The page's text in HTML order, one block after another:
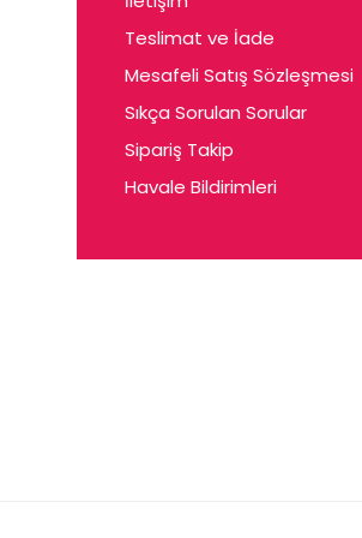
Cerin
Ceta
Ceyda
Chris
Ciey
Cleo
Teslimat ve İade
Mesafeli Satış Sözleşmesi
Sıkça Sorulan Sorular
Sipariş Takip
Havale Bildirimleri